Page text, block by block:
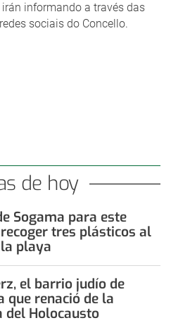
informando a través das
sociais do Concello.
de hoy
Sogama para este
tres plásticos al
playa
el barrio judío de
que renació de la
del Holocausto